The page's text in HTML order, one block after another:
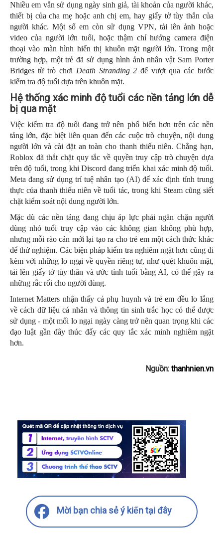
Nhiều em vẫn sử dụng ngày sinh giả, tài khoản của người khác,
thiết bị của cha mẹ hoặc anh chị em, hay giấy tờ tùy thân của
người khác. Một số em còn sử dụng VPN, tải lên ảnh hoặc
video của người lớn tuổi, hoặc thậm chí hướng camera điện
thoại vào màn hình hiển thị khuôn mặt người lớn. Trong một
trường hợp, một trẻ đã sử dụng hình ảnh nhân vật Sam Porter
Bridges từ trò chơi Death Stranding 2 để vượt qua các bước
kiểm tra độ tuổi dựa trên khuôn mặt.
Hệ thống xác minh độ tuổi các nền tảng lớn dễ
bị qua mặt
Việc kiểm tra độ tuổi đang trở nên phổ biến hơn trên các nền
tảng lớn, đặc biệt liên quan đến các cuộc trò chuyện, nội dung
người lớn và cài đặt an toàn cho thanh thiếu niên. Chẳng hạn,
Roblox đã thắt chặt quy tắc về quyền truy cập trò chuyện dựa
trên độ tuổi, trong khi Discord đang triển khai xác minh độ tuổi.
Meta đang sử dụng trí tuệ nhân tạo (AI) để xác định tính trung
thực của thanh thiếu niên về tuổi tác, trong khi Steam cũng siết
chặt kiểm soát nội dung người lớn.
Mặc dù các nền tảng đang chịu áp lực phải ngăn chặn người
dùng nhỏ tuổi truy cập vào các không gian không phù hợp,
nhưng mỗi rào cản mới lại tạo ra cho trẻ em một cách thức khác
để thử nghiệm. Các biện pháp kiểm tra nghiêm ngặt hơn cũng đi
kèm với những lo ngại về quyền riêng tư, như quét khuôn mặt,
tải lên giấy tờ tùy thân và ước tính tuổi bằng AI, có thể gây ra
những rắc rối cho người dùng.
Internet Matters nhận thấy cả phụ huynh và trẻ em đều lo lắng
về cách dữ liệu cá nhân và thông tin sinh trắc học có thể được
sử dụng - một mối lo ngại ngày càng trở nên quan trọng khi các
đạo luật gần đây thúc đẩy các quy tắc xác minh nghiêm ngặt
hơn.
Nguồn: thanhnien.vn
Mời bạn chia sẻ ý kiến tại đây